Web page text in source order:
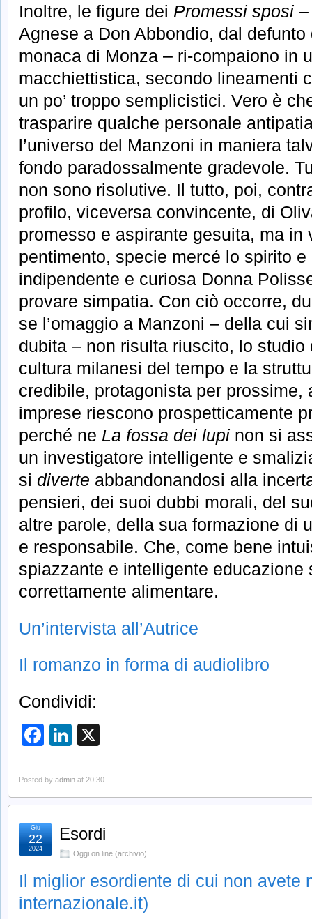
Inoltre, le figure dei Promessi sposi
Agnese a Don Abbondio, dal
monaca di Monza – ri-compaiono in
macchiettistica, secondo lineamenti
un po’ troppo semplicistici. Vero è
trasparire qualche personale
l’universo del Manzoni in maniera
fondo paradossalmente gradevole.
non sono risolutive. Il tutto, poi,
profilo, viceversa convincente, di
promesso e aspirante gesuita, ma in
pentimento, specie mercé lo spirito
indipendente e curiosa Donna
provare simpatia. Con ciò occorre,
se l’omaggio a Manzoni – della cui
dubita – non risulta riuscito, lo
cultura milanesi del tempo e la
credibile, protagonista per prossime,
imprese riescono prospetticamente
perché ne La fossa dei lupi non si
un investigatore intelligente e
si diverte abbandonandosi alla
pensieri, dei suoi dubbi morali, del
altre parole, della sua formazione di
e responsabile. Che, come bene
spiazzante e intelligente educazione
correttamente alimentare.
Un’intervista all’Autrice
Il romanzo in forma di audiolibro
Condividi:
Facebook
LinkedIn
Posted by admin at 20:30
Esordi
Oggi on line (archivio)
Giu
22
2024
Il miglior esordiente di cui non avete
internazionale.it)